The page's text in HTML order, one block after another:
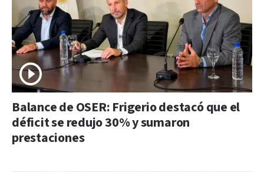
Balance de OSER: Frigerio destacó que el
déficit se redujo 30% y sumaron
prestaciones